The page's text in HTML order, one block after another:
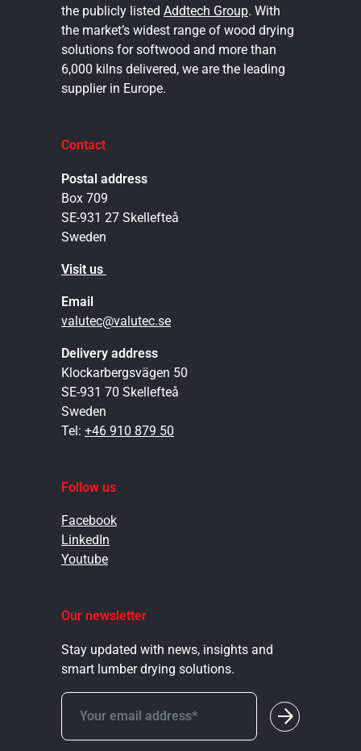
the publicly listed Addtech Group. With
the market’s widest range of wood drying
solutions for softwood and more than
6,000 kilns delivered, we are the leading
supplier in Europe.
Contact
Postal address
Box 709
SE-931 27 Skellefteå
Sweden
Visit us
Email
valutec@valutec.se
Delivery address
Klockarbergsvägen 50
SE-931 70 Skellefteå
Sweden
Tel: +46 910 879 50
Follow us
Facebook
LinkedIn
Youtube
Our newsletter
Stay updated with news, insights and
smart lumber drying solutions.